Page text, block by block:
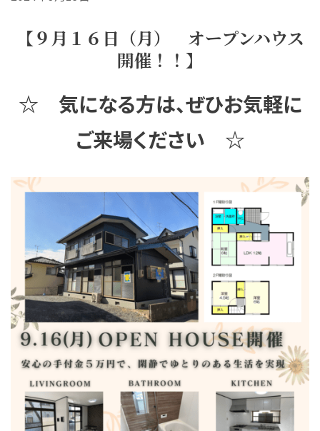
【９月１６日 （月） オープンハウス
開催！！】
☆ 気になる方は、ぜひお気軽に
ご来場ください ☆